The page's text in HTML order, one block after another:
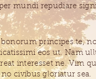
mundi repudiare
principes te,
eos ut. Nam
interesset ne. Vim
civibus gloriatur sea.